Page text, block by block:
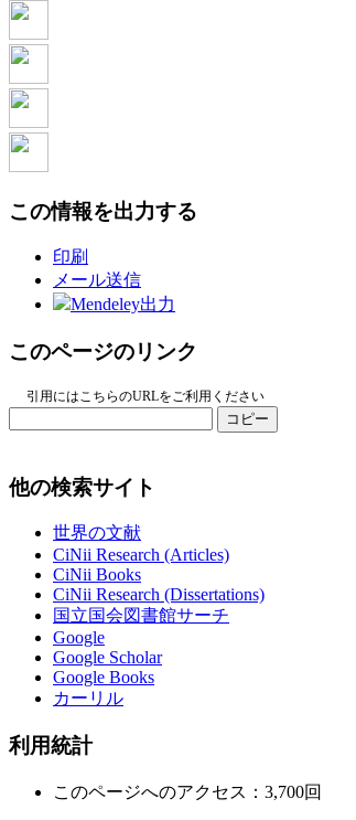
この情報を出力する
印刷
メール送信
Mendeley出力
このページのリンク
引用にはこちらのURLをご利用ください
コピー
他の検索サイト
世界の文献
CiNii Research (Articles)
CiNii Books
CiNii Research (Dissertations)
国立国会図書館サーチ
Google
Google Scholar
Google Books
カーリル
利用統計
このページへのアクセス：3,700回